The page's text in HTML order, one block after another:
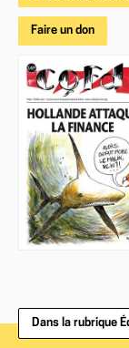
Faire un don
Dans la rubrique